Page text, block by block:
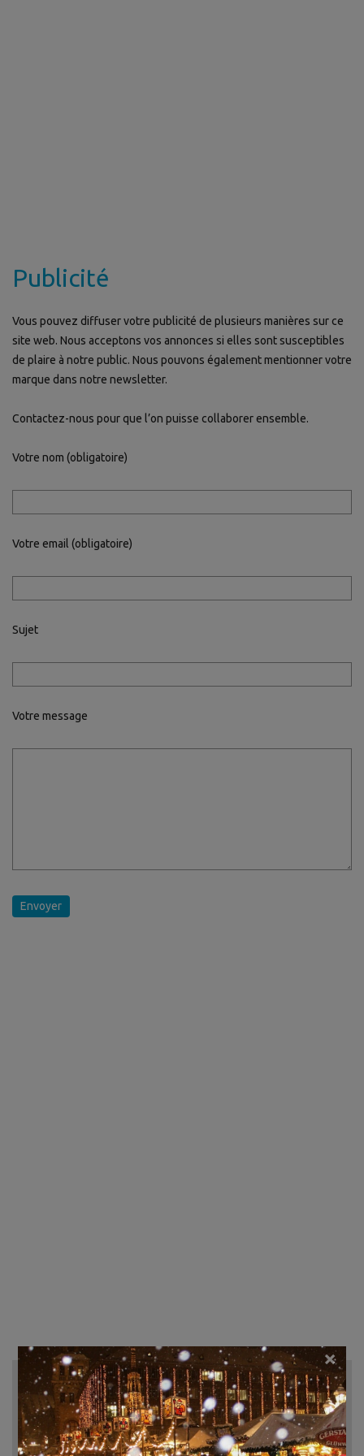
Publicité
Vous pouvez diffuser votre publicité de plusieurs manières sur ce
site web. Nous acceptons vos annonces si elles sont susceptibles
de plaire à notre public. Nous pouvons également mentionner votre
marque dans notre newsletter.
Contactez-nous pour que l’on puisse collaborer ensemble.
Votre nom (obligatoire)
Votre email (obligatoire)
Sujet
Votre message
Recherche d'hôtels et autres...
Destination
×